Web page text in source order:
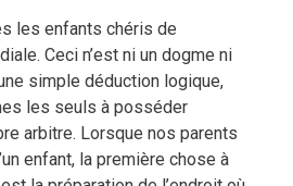
les enfants chéris de
Ceci n’est ni un dogme ni
simple déduction logique,
les seuls à posséder
arbitre. Lorsque nos parents
enfant, la première chose à